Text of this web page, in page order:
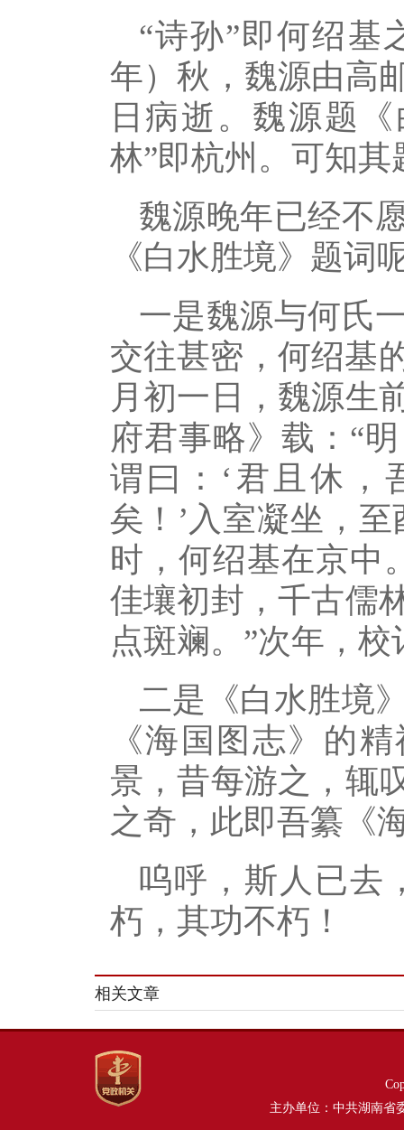
“诗孙”即何绍基
年）秋，魏源由高
日病逝。魏源题
林”即杭州。可知
魏源晚年已经不
《白水胜境》题词
一是魏源与何氏
交往甚密，何绍基
月初一日，魏源生
府君事略》载：“
谓曰：‘君且休，
矣！’入室凝坐，
时，何绍基在京中
佳壤初封，千古儒
点斑斓。”次年，
二是《白水胜境
《海国图志》的
景，昔每游之，辄
之奇，此即吾纂《
呜呼，斯人已去
朽，其功不朽！
相关文章
主办单位：中共湖南省